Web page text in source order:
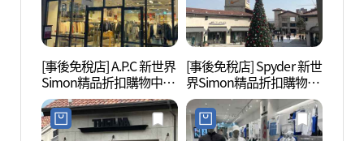
[事後免稅店] A.P.C 新世界
Simon精品折扣購物中心
釜山店(아페쎄 신세계사
이먼프리미엄아울렛 부
산점)
[事後免稅店] Spyder 新世
界Simon精品折扣購物中
心釜山店(스파이더 신세
계사이먼프리미엄아울렛
부산점)